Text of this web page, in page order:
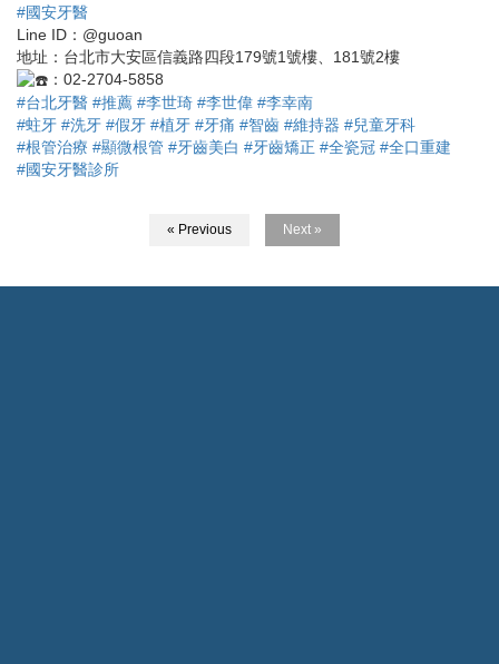
#國安牙醫
Line ID：@guoan
地址：台北市大安區信義路四段179號1號樓、181號2樓
：02-2704-5858
#台北牙醫 #推薦 #李世琦 #李世偉 #李幸南
#蛀牙 #洗牙 #假牙 #植牙 #牙痛 #智齒 #維持器 #兒童牙科
#根管治療 #顯微根管 #牙齒美白 #牙齒矯正 #全瓷冠 #全口重建
#國安牙醫診所
« Previous Next »